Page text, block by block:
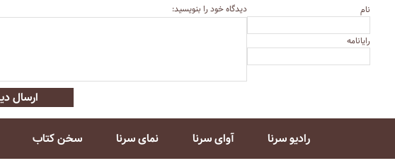
نام
رایانامه
دیدگاه خود را بنویسید:
ارسال
رادیو سرنا آوای سرنا نمای سرنا سخن کتاب